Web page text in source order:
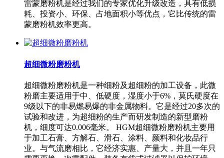
雷蒙磨粉机是经过我们的专家优化升级改造，具有低损
耗、投资小、环保、占地面积小等优点，它比传统的雷
蒙磨粉机效率更高。
超细微粉磨粉机
超细微粉磨粉机是一种细粉及超细粉的加工设备，此微
粉磨主要适用于中、低硬度，湿度小于6%，莫氏硬度在
9级以下的非易燃易爆的非金属物料。它是经过20多次的
试验和改进，为超细粉的生产而研发制造的新型磨粉
机，细度可达0.006毫米。 HGM超细微粉磨粉机主要用
于加工石膏、方解石、滑石、涂料、颜料和化妆品行
业。与气流磨相比，它经济实惠、产量大，并且一年只